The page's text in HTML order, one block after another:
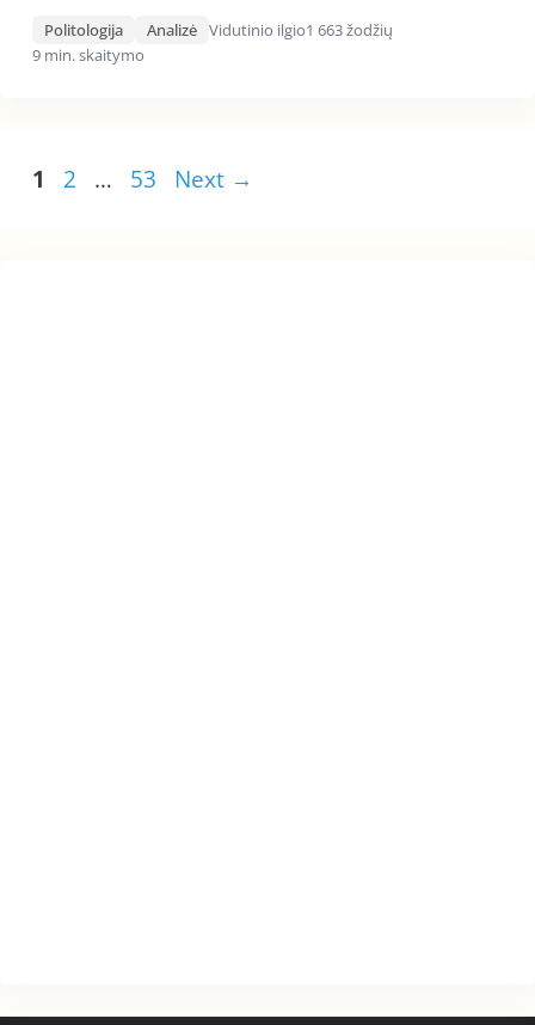
Politologija Analizė Vidutinio ilgio1 663 žodžių
9 min. skaitymo
Page
1 Page
2 … Page
53 Next →